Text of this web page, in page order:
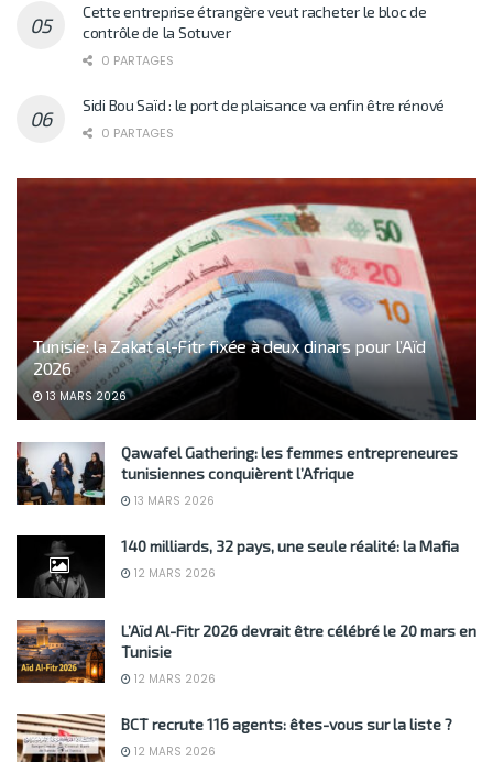
Cette entreprise étrangère veut racheter le bloc de
contrôle de la Sotuver
0 PARTAGES
Sidi Bou Saïd : le port de plaisance va enfin être rénové
0 PARTAGES
Tunisie: la Zakat al-Fitr fixée à deux dinars pour l’Aïd
2026
13 MARS 2026
Qawafel Gathering: les femmes entrepreneures
tunisiennes conquièrent l’Afrique
13 MARS 2026
140 milliards, 32 pays, une seule réalité: la Mafia
12 MARS 2026
L’Aïd Al-Fitr 2026 devrait être célébré le 20 mars en
Tunisie
12 MARS 2026
BCT recrute 116 agents: êtes-vous sur la liste ?
12 MARS 2026